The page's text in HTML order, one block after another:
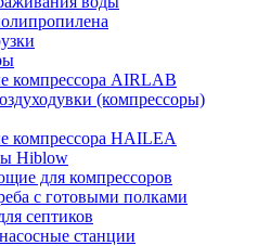
компрессора AIRLAB
(компрессоры)
компрессора HAILEA
Hiblow
для компрессоров
с готовыми полками
септиков
станции